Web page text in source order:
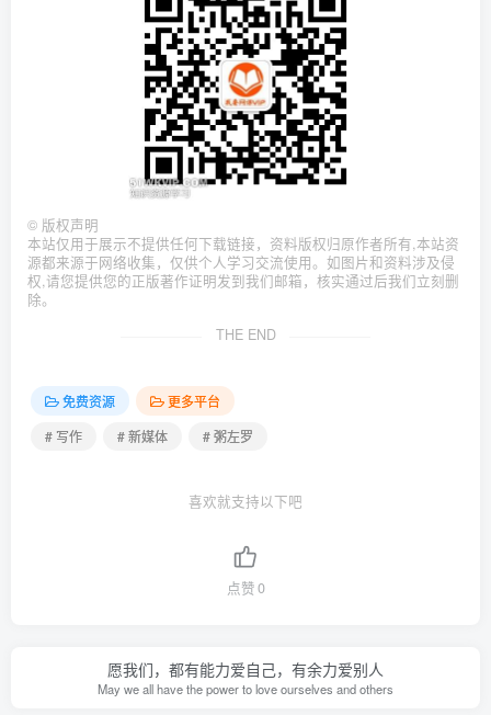
© 版权声明
本站仅用于展示不提供任何下载链接，资料版权归原作者所有,本站资
源都来源于网络收集，仅供个人学习交流使用。如图片和资料涉及侵
权,请您提供您的正版著作证明发到我们邮箱，核实通过后我们立刻删
除。
THE END
免费资源
更多平台
# 写作
# 新媒体 # 粥左罗
喜欢就支持以下吧
点赞0
愿我们，都有能力爱自己，有余力爱别人
May we all have the power to love ourselves and others